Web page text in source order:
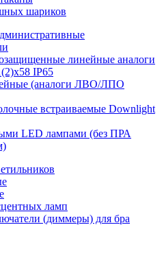
шариков
линейные аналоги
IP65
(аналоги ЛВО/ЛПО
встраиваемые Downlight
LED лампами (без ПРА
ламп
(диммеры) для бра